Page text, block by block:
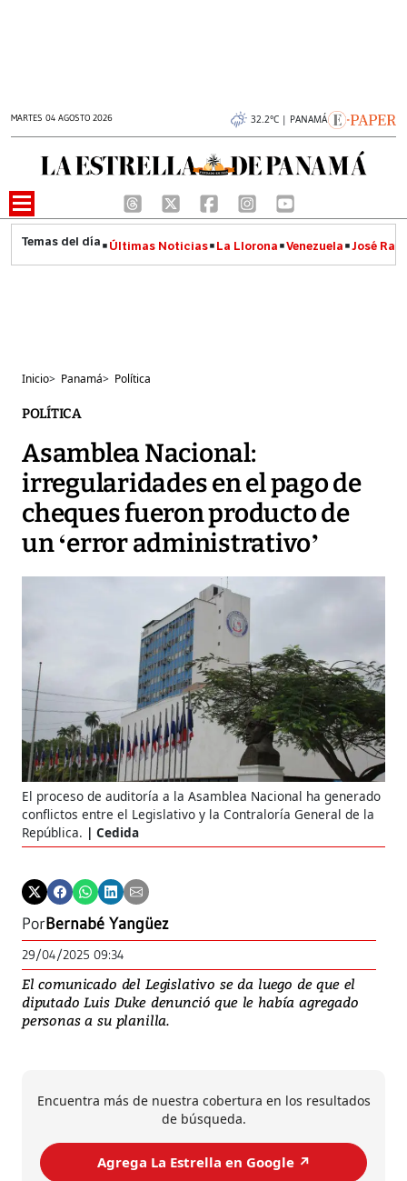
MARTES 04 AGOSTO 2026 32.2°C | PANAMÁ
Últimas Noticias La Llorona Venezuela José
Inicio> Panamá> Política
POLÍTICA
Asamblea Nacional:
irregularidades en el pago de
cheques fueron producto de
un ‘error administrativo’
El proceso de auditoría a la Asamblea Nacional ha generado
conflictos entre el Legislativo y la Contraloría General de la
República.
Cedida
PorBernabé Yangüez
29/04/2025 09:34
El comunicado del Legislativo se da luego de que el
diputado Luis Duke denunció que le había agregado
personas a su planilla.
Encuentra más de nuestra cobertura en los resultados
de búsqueda.
Agrega La Estrella en Google ↗️